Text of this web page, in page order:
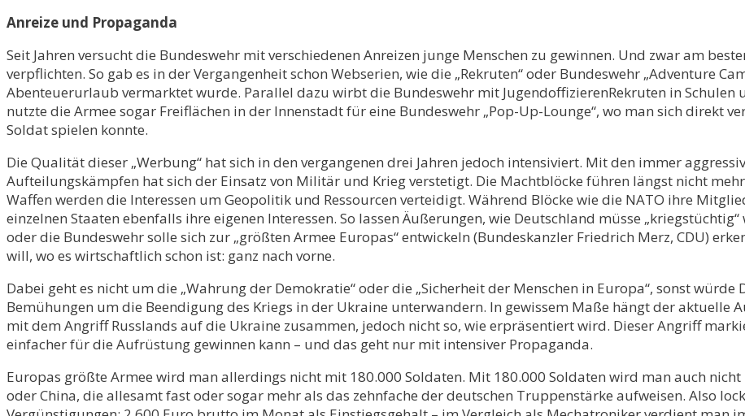
Anreize und Propaganda
Seit Jahren versucht die Bundeswehr mit verschiedenen Anreizen junge Menschen zu gewinnen. Und zwar am
verpflichten. So gab es in der Vergangenheit schon Webserien, wie die „Rekruten“ oder Bundeswehr „Adventure
Abenteuerurlaub vermarktet wurde. Parallel dazu wirbt die Bundeswehr mit JugendoffizierenRekruten in Schulen
nutzte die Armee sogar Freiflächen in der Innenstadt für eine Bundeswehr „Pop-Up-Lounge“, wo man sich direkt
Soldat spielen konnte.
Die Qualität dieser „Werbung“ hat sich in den vergangenen drei Jahren jedoch intensiviert. Mit den immer
Aufteilungskämpfen hat sich der Einsatz von Militär und Krieg verstetigt. Die Machtblöcke führen längst nicht
Waffen werden die Interessen um Geopolitik und Ressourcen verteidigt. Während Blöcke wie die NATO ihre
einzelnen Staaten ebenfalls ihre eigenen Interessen. So lassen Äußerungen, wie Deutschland müsse
oder die Bundeswehr solle sich zur „größten Armee Europas“ entwickeln (Bundeskanzler Friedrich Merz, CDU)
will, wo es wirtschaftlich schon ist: ganz nach vorne.
Dabei geht es nicht um die „Wahrung der Demokratie“ oder die „Sicherheit der Menschen in Europa“, sonst
Bemühungen um die Beendigung des Kriegs in der Ukraine unterwandern. In gewissem Maße hängt der
mit dem Angriff Russlands auf die Ukraine zusammen, jedoch nicht so, wie erpräsentiert wird. Dieser Angriff
einfacher für die Aufrüstung gewinnen kann – und das geht nur mit intensiver Propaganda.
Europas größte Armee wird man allerdings nicht mit 180.000 Soldaten. Mit 180.000 Soldaten wird man auch nicht
oder China, die allesamt fast oder sogar mehr als das zehnfache der deutschen Truppenstärke aufweisen. Also